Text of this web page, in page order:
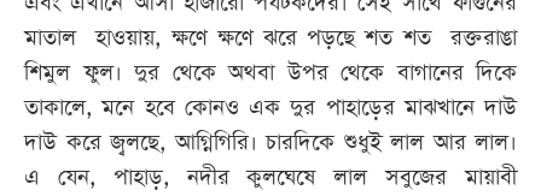
মাতাল হাওয়ায়, ক্ষণে ক্ষণে ঝরে পড়ছে শত শত রক্তরাঙা
শিমুল ফুল। দুর থেকে অথবা উপর থেকে বাগানের দিকে
তাকালে, মনে হবে কোনও এক দুর পাহাড়ের মাঝখানে দাউ
দাউ করে জ্বলছে, আগ্নিগিরি। চারদিকে শুধুই লাল আর লাল।
এ যেন, পাহাড়, নদীর কুলঘেষে লাল সবুজের মায়াবী